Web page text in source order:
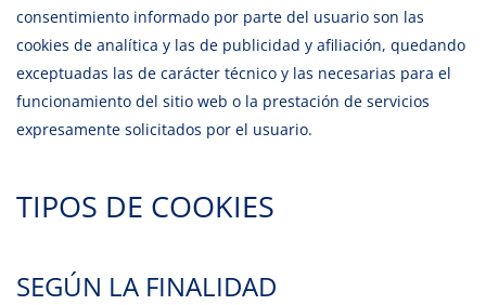
consentimiento informado por parte del usuario son las
cookies de analítica y las de publicidad y afiliación, quedando
exceptuadas las de carácter técnico y las necesarias para el
funcionamiento del sitio web o la prestación de servicios
expresamente solicitados por el usuario.
TIPOS DE COOKIES
SEGÚN LA FINALIDAD